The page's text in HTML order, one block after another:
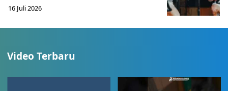
16 Juli 2026
Video Terbaru